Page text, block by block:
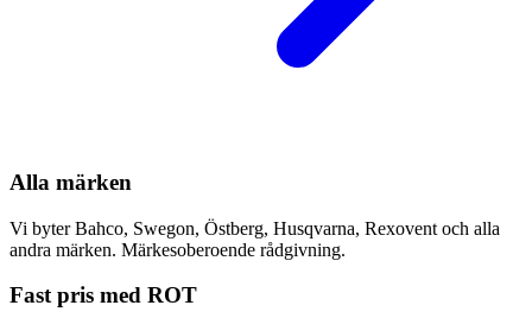
Alla märken
Vi byter Bahco, Swegon, Östberg, Husqvarna, Rexovent och alla
andra märken. Märkesoberoende rådgivning.
Fast pris med ROT